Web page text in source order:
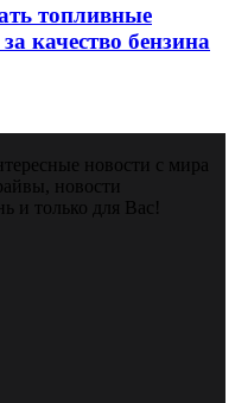
топливные
качество бензина
новости с мира
новости
и только для Вас!